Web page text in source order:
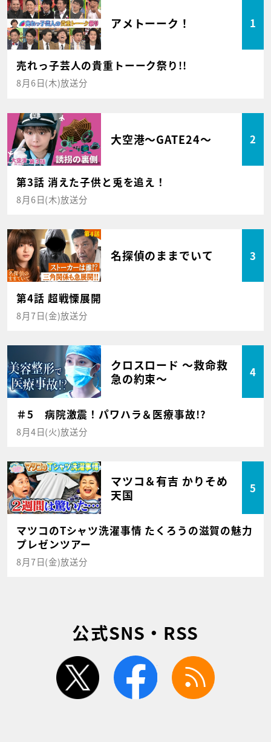
アメトーーク！ 1
売れっ子芸人の貴重トーーク祭り!!
8月6日(木)放送分
大空港～GATE24～ 2
第3話 消えた子供と兎を追え！
8月6日(木)放送分
名探偵のままでいて 3
第4話 超戦慄展開
8月7日(金)放送分
クロスロード ～救命救
急の約束～
4
＃5 病院激震！パワハラ＆医療事故!?
8月4日(火)放送分
マツコ＆有吉 かりそめ
天国
5
マツコのTシャツ洗濯事情 たくろうの滋賀の魅力
プレゼンツアー
8月7日(金)放送分
公式SNS・RSS
twitter facebook